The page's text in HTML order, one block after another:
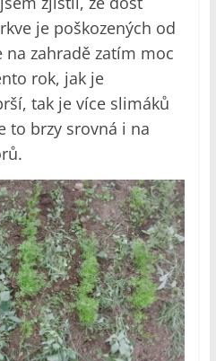
je poškozených od
zahradě zatím moc
rok, jak je
tak je více slimáků
to brzy srovná i na